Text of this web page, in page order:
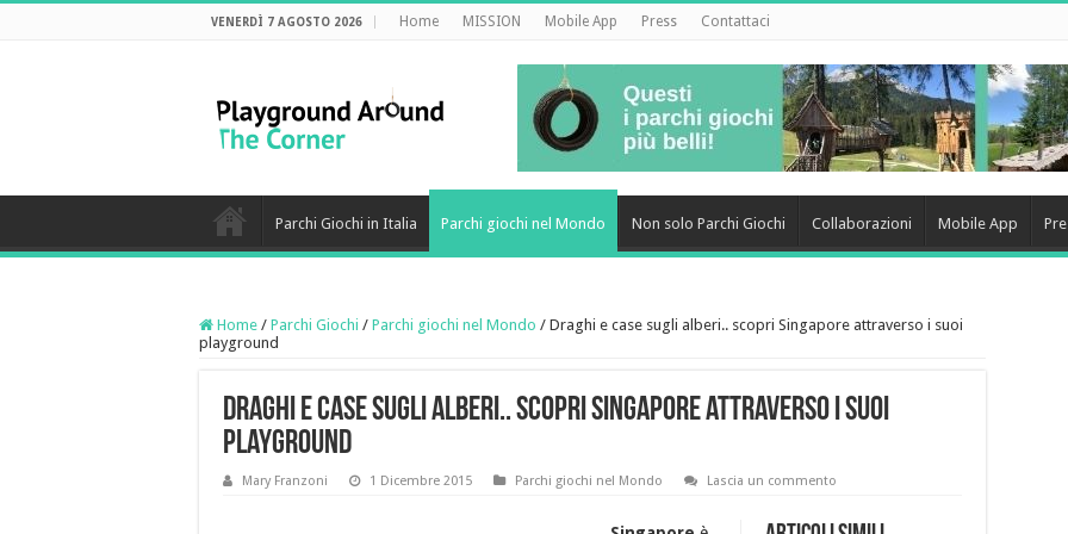
VENERDÌ 7 AGOSTO 2026 Home MISSION Mobile App Press Contattaci
Parchi Giochi in Italia Parchi giochi nel Mondo Non solo Parchi Giochi Collaborazioni Mobile App
Home / Parchi Giochi / Parchi giochi nel Mondo / Draghi e case sugli alberi.. scopri Singapore attraverso i suoi
playground
Draghi e case sugli alberi.. scopri Singapore attraverso i suoi
playground
Mary Franzoni 1 Dicembre 2015 Parchi giochi nel Mondo Lascia un commento